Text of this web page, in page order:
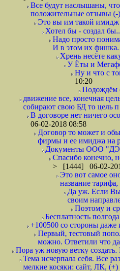
Все будут наслышаны, что
положительные отзывы (-)
Это вы им такой имидж
Хотел бы - создал
Надо просто
И в этом их
Хрень несёте
У Ёты и
Ну и что с
10:20
Подождём
движение все, конечная
собирают свою БД то цель
В договоре нет ничего
06-02-2018 08:58
Договор то может и
фирмы и ее имиджа на
Документы ООО
Спасибо конечно,
> [1444] 06-02-
Это вот самое
название
Да уж. Если Вы
своим
Поэтому и
Бесплатность
+100500 со стороны
Первый, тестовый
можно. Ответили что
Пора уж новую ветку
Тема исчерпала себя. Все
мелкие косяки: сайт, ЛК,